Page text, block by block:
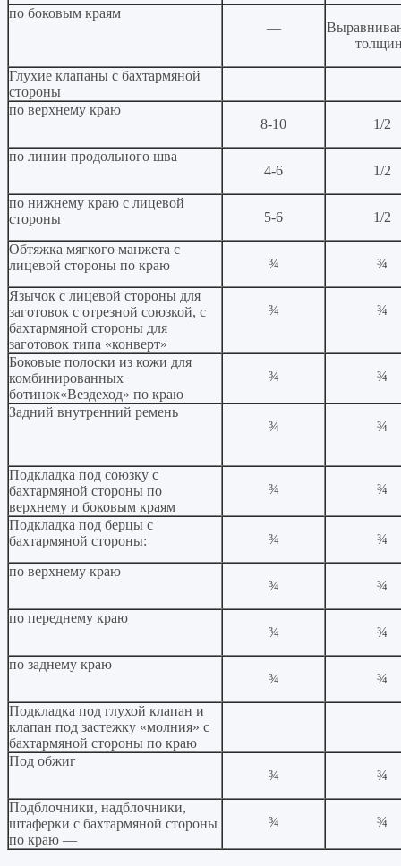
по боковым краям
—
Глухие клапаны с бахтармяной
стороны
по верхнему краю
8-10
1/2
по линии продольного шва
4-6
1/2
по нижнему краю с лицевой
стороны
5-6 1/2
Обтяжка мягкого манжета с
лицевой стороны по краю
¾ ¾
Язычок с лицевой стороны для
заготовок с отрезной союзкой, с
бахтармяной стороны для
заготовок типа «конверт»
¾ ¾
Боковые полоски из кожи для
комбинированных
ботинок«Вездеход» по краю
¾ ¾
Задний внутренний ремень
¾
¾
Подкладка под союзку с
бахтармяной стороны по
верхнему и боковым краям
¾ ¾
Подкладка под берцы с
бахтармяной стороны:
¾ ¾
по верхнему краю
¾
¾
по переднему краю
¾
¾
по заднему краю
¾
¾
Подкладка под глухой клапан и
клапан под застежку «молния» с
бахтармяной стороны по краю
Под обжиг
¾
¾
Подблочники, надблочники,
штаферки с бахтармяной стороны
по краю —
¾ ¾